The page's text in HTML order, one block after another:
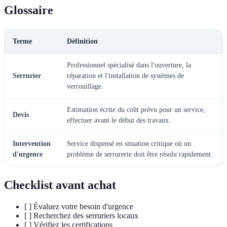
Glossaire
Terme Définition
Serrurier
Professionnel spécialisé dans l'ouverture, la
réparation et l'installation de systèmes de
verrouillage.
Devis
Estimation écrite du coût prévu pour un service,
effectuer avant le début des travaux.
Intervention
d'urgence
Service dispensé en situation critique où un
problème de serrurerie doit être résolu rapidement.
Checklist avant achat
[ ] Évaluez votre besoin d'urgence
[ ] Recherchez des serruriers locaux
[ ] Vérifiez les certifications